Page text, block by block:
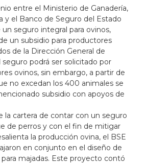
entre el Ministerio de Ganadería,
y el Banco de Seguro del Estado
un seguro integral para ovinos,
un subsidio para productores
de la Dirección General de
seguro podrá ser solicitado por
ovinos, sin embargo, a partir de
no excedan los 400 animales se
subsidio con apoyos de
la cartera de contar con un seguro
de perros y con el fin de mitigar
la producción ovina, el BSE
en conjunto en el diseño de
majadas. Este proyecto contó